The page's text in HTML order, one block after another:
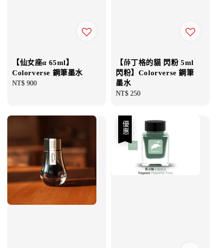
【仙女座α 65ml】
Colorverse 鋼筆墨水
Regular
NT$ 900
【薛丁格的貓 閃粉 5ml
閃粉】Colorverse 鋼筆
墨水
Regular
NT$ 250
優惠